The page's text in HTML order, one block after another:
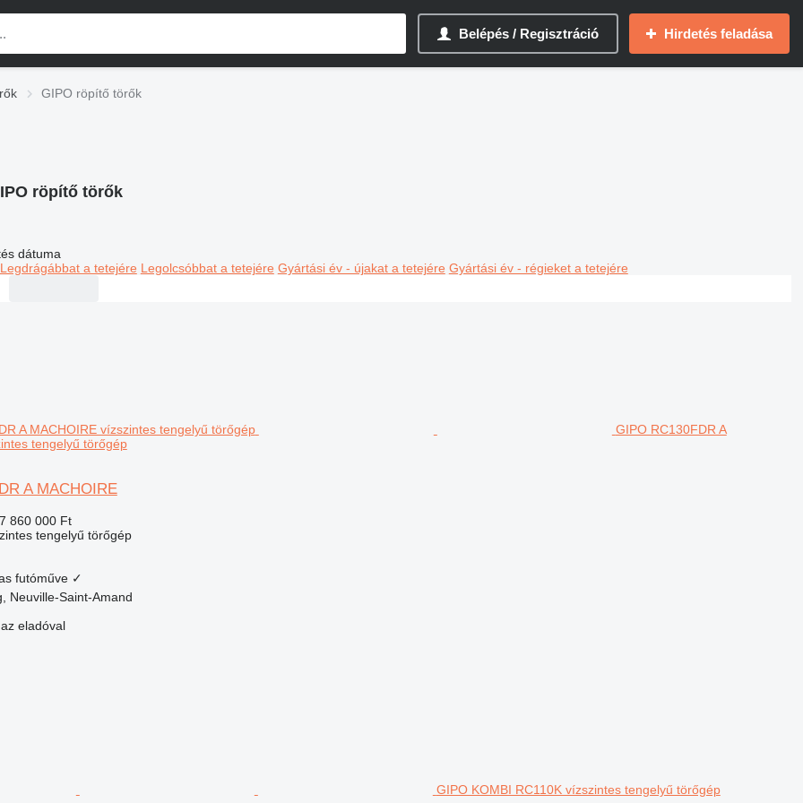
Belépés / Regisztráció Hirdetés feladása
GIPO röpítő törők
röpítő törők
dátuma
Legdrágábbat a tetejére Legolcsóbbat a tetejére Gyártási év - újakat a tetejére Gyártási év - régieket a tetejére
GIPO RC130FDR A
tengelyű törőgép
A MACHOIRE
860 000 Ft
tengelyű törőgép
futóműve ✓
Neuville-Saint-Amand
eladóval
GIPO KOMBI RC110K vízszintes tengelyű törőgép